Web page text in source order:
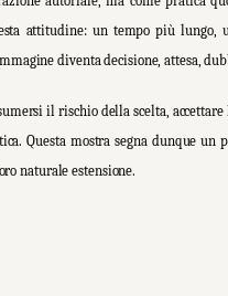
attitudine: un tempo più lungo,
diventa decisione, attesa,
il rischio della scelta,
Questa mostra segna dunque un
naturale estensione.